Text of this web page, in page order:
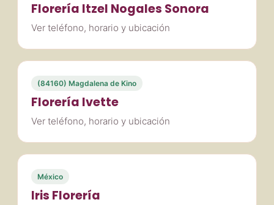
Florería Itzel Nogales Sonora
Ver teléfono, horario y ubicación
(84160) Magdalena de Kino
Florería Ivette
Ver teléfono, horario y ubicación
México
Iris Florería